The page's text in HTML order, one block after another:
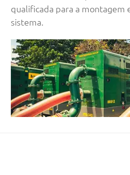
qualificada para a montagem
sistema.